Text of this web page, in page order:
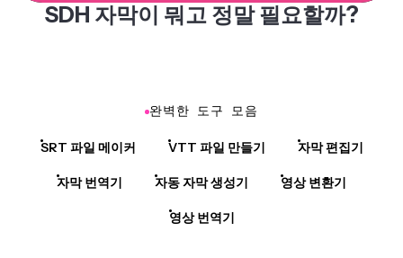
SDH 자막이 뭐고 정말 필요할까?
완벽한 도구 모음
SRT 파일 메이커 VTT 파일 만들기 자막 편집기
자막 번역기 자동 자막 생성기 영상 변환기
영상 번역기